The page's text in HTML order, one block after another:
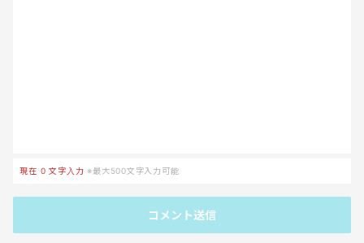
現在 0 文字入力 ※最大500文字入力可能
コメント送信